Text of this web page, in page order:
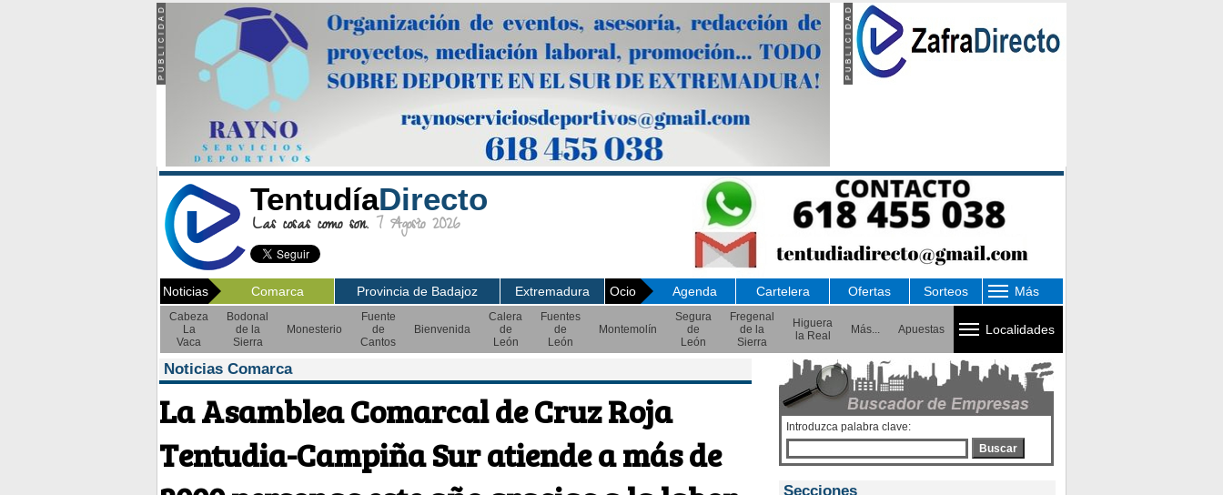
TentudíaDirecto
Las cosas como son. 7 Agosto 2026
Noticias Comarca Provincia de Badajoz Extremadura Ocio Agenda Cartelera Ofertas Sorteos Más
Cabeza
La
Vaca
Bodonal
de la
Sierra
Monesterio
Fuente
de
Cantos
Bienvenida
Calera
de
León
Fuentes
de
León
Montemolín
Segura
de
León
Fregenal
de la
Sierra
Higuera
la Real
Más... Apuestas Localidades
Noticias Comarca
La Asamblea Comarcal de Cruz Roja
Tentudia-Campiña Sur atiende a más de
Introduzca palabra clave:
Buscar
Secciones